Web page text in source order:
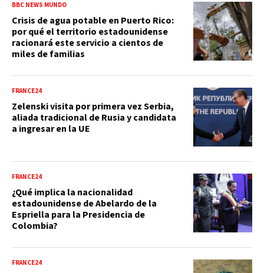
BBC NEWS MUNDO
Crisis de agua potable en Puerto Rico:
por qué el territorio estadounidense
racionará este servicio a cientos de
miles de familias
FRANCE24
Zelenski visita por primera vez Serbia,
aliada tradicional de Rusia y candidata
a ingresar en la UE
FRANCE24
¿Qué implica la nacionalidad
estadounidense de Abelardo de la
Espriella para la Presidencia de
Colombia?
FRANCE24